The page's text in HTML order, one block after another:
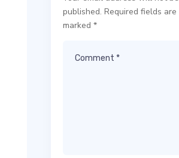
published. Required fields are
marked *